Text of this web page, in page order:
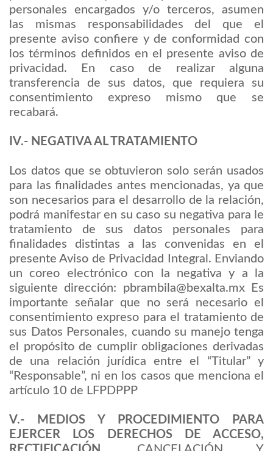
personales encargados y/o terceros, asumen
las mismas responsabilidades del que el
presente aviso confiere y de conformidad con
los términos definidos en el presente aviso de
privacidad. En caso de realizar alguna
transferencia de sus datos, que requiera su
consentimiento expreso mismo que se
recabará.
IV.- NEGATIVA AL TRATAMIENTO
Los datos que se obtuvieron solo serán usados
para las finalidades antes mencionadas, ya que
son necesarios para el desarrollo de la relación,
podrá manifestar en su caso su negativa para le
tratamiento de sus datos personales para
finalidades distintas a las convenidas en el
presente Aviso de Privacidad Integral. Enviando
un coreo electrónico con la negativa y a la
siguiente dirección: pbrambila@bexalta.mx Es
importante señalar que no será necesario el
consentimiento expreso para el tratamiento de
sus Datos Personales, cuando su manejo tenga
el propósito de cumplir obligaciones derivadas
de una relación jurídica entre el “Titular” y
“Responsable”, ni en los casos que menciona el
artículo 10 de LFPDPPP
V.- MEDIOS Y PROCEDIMIENTO PARA
EJERCER LOS DERECHOS DE ACCESO,